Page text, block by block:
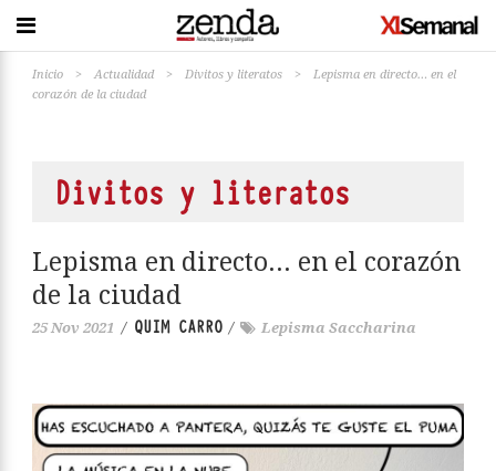
Inicio > Actualidad > Divitos y literatos >
Lepisma en directo… en el
corazón de la ciudad
Divitos y literatos
Lepisma en directo… en el corazón
de la ciudad
25 Nov 2021 / QUIM CARRO / Lepisma Saccharina